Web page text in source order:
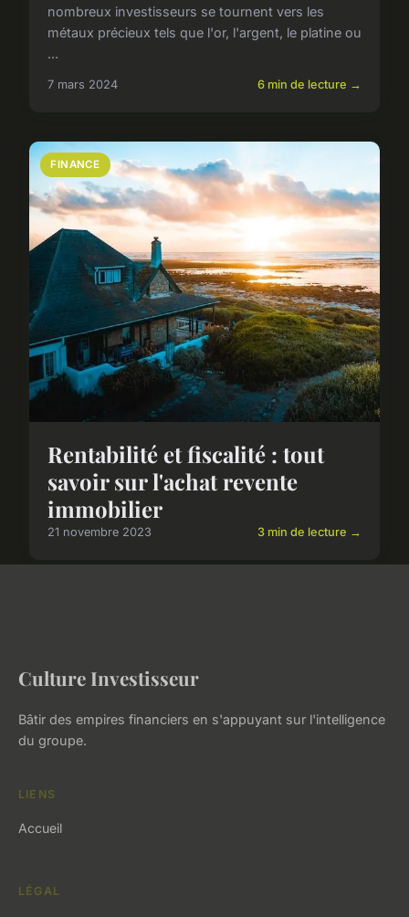
nombreux investisseurs se tournent vers les
métaux précieux tels que l'or, l'argent, le platine ou
...
7 mars 2024 6 min de lecture →
FINANCE
Rentabilité et fiscalité : tout
savoir sur l'achat revente
immobilier
21 novembre 2023 3 min de lecture →
Culture Investisseur
Bâtir des empires financiers en s'appuyant sur l'intelligence
du groupe.
LIENS
Accueil
LÉGAL